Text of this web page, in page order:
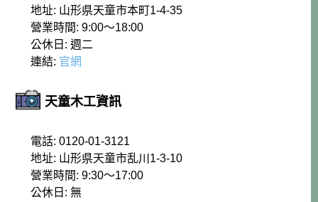
地址: 山形県天童市本町1-4-35
營業時間: 9:00～18:00
公休日: 週二
連結: 官網
天童木工資訊
電話: 0120-01-3121
地址: 山形県天童市乱川1-3-10
營業時間: 9:30～17:00
公休日: 無